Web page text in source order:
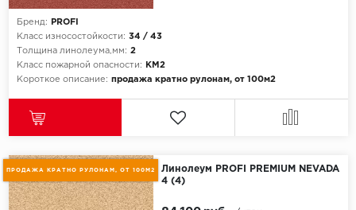
Бренд:
PROFI
Класс износостойкости: 34 / 43
Толщина линолеума,мм: 2
Класс пожарной опасности:
КМ2
Короткое описание: продажа кратно рулонам, от 100м2
ПРОДАЖА КРАТНО РУЛОНАМ, ОТ 100М2
Линолеум PROFI PREMIUM NEVADA
4 (4)